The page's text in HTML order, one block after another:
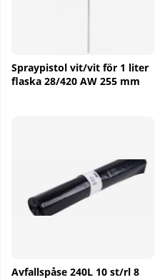
Spraypistol vit/vit för 1 liter
flaska 28/420 AW 255 mm
Avfallspåse 240L 10 st/rl 8